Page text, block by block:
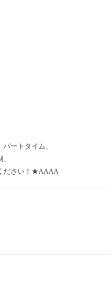
ートタイム、
ださい！★AAAA